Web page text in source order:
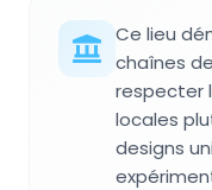
Ce lieu
chaînes
respecter
locales
designs